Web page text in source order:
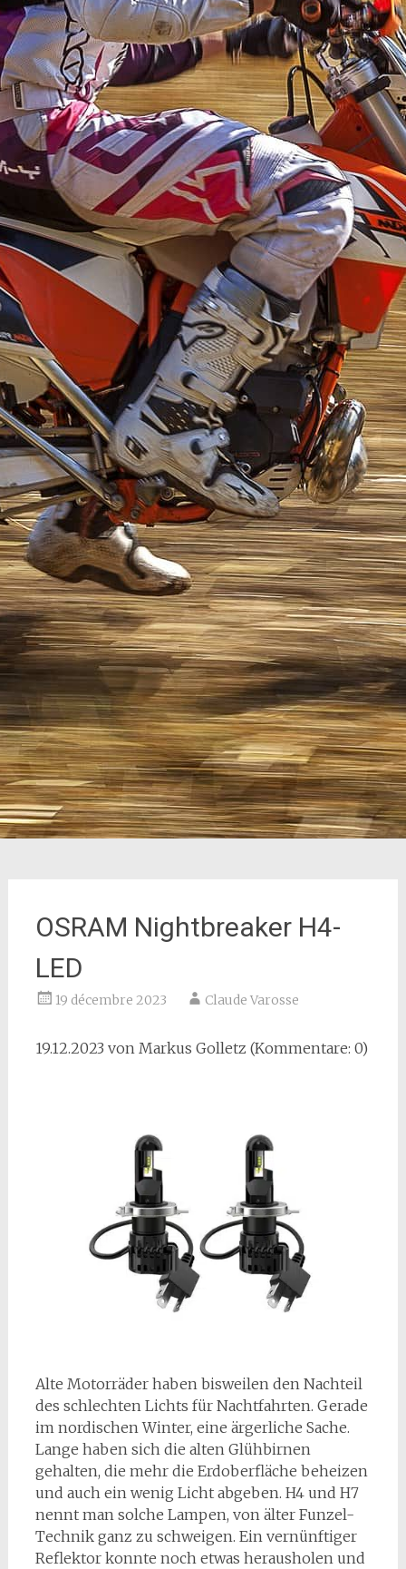
OSRAM Nightbreaker H4-
LED
19 décembre 2023 Claude Varosse
19.12.2023 von Markus Golletz (Kommentare: 0)
Alte Motorräder haben bisweilen den Nachteil
des schlechten Lichts für Nachtfahrten. Gerade
im nordischen Winter, eine ärgerliche Sache.
Lange haben sich die alten Glühbirnen
gehalten, die mehr die Erdoberfläche beheizen
und auch ein wenig Licht abgeben. H4 und H7
nennt man solche Lampen, von älter Funzel-
Technik ganz zu schweigen. Ein vernünftiger
Reflektor konnte noch etwas herausholen und